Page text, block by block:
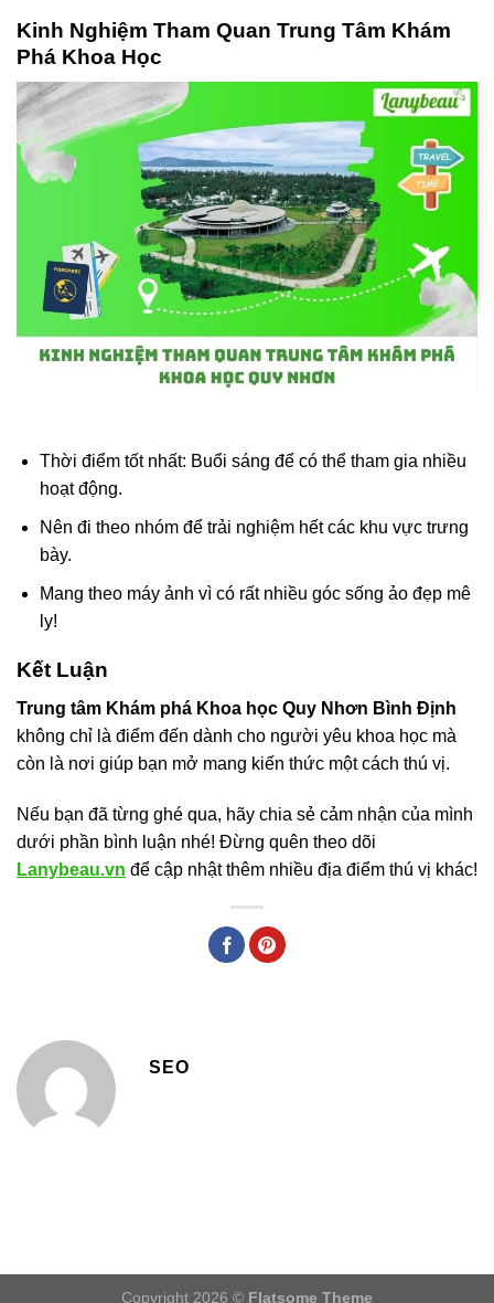
Kinh Nghiệm Tham Quan Trung Tâm Khám
Phá Khoa Học
Thời điểm tốt nhất: Buổi sáng để có thể tham gia nhiều
hoạt động.
Nên đi theo nhóm để trải nghiệm hết các khu vực trưng
bày.
Mang theo máy ảnh vì có rất nhiều góc sống ảo đẹp mê
ly!
Kết Luận
Trung tâm Khám phá Khoa học Quy Nhơn Bình Định
không chỉ là điểm đến dành cho người yêu khoa học mà
còn là nơi giúp bạn mở mang kiến thức một cách thú vị.
Nếu bạn đã từng ghé qua, hãy chia sẻ cảm nhận của mình
dưới phần bình luận nhé! Đừng quên theo dõi
Lanybeau.vn để cập nhật thêm nhiều địa điểm thú vị khác!
SEO
Copyright 2026 © Flatsome Theme